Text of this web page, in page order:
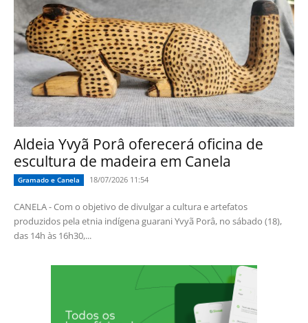
Aldeia Yvyã Porâ oferecerá oficina de
escultura de madeira em Canela
Gramado e Canela 18/07/2026 11:54
CANELA - Com o objetivo de divulgar a cultura e artefatos
produzidos pela etnia indígena guarani Yvyã Porâ, no sábado (18),
das 14h às 16h30,...